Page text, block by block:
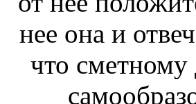
нее она и
что